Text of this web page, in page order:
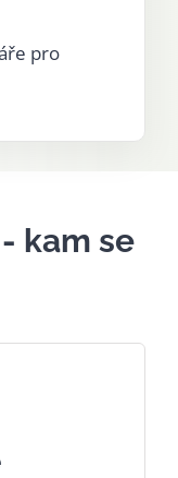
pro
kam se